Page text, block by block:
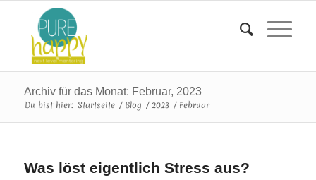
Archiv für das Monat: Februar, 2023
Du bist hier: Startseite / Blog / 2023 / Februar
Was löst eigentlich Stress aus?